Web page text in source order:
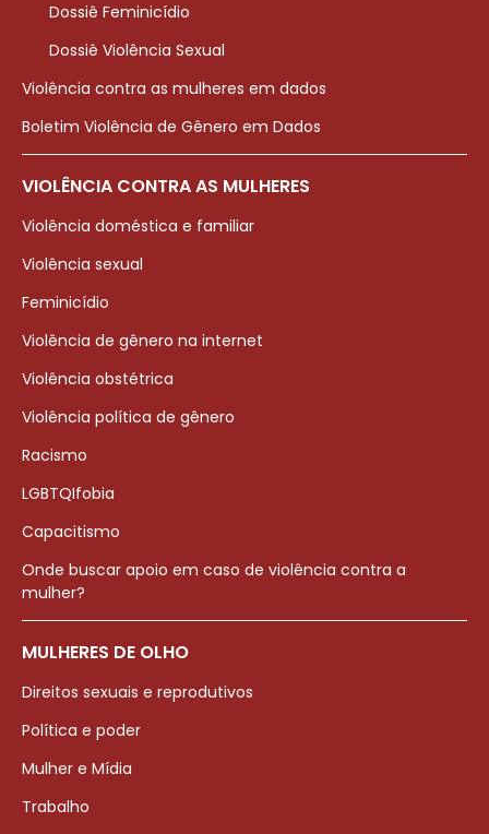
Dossiê Feminicídio
Dossiê Violência Sexual
Violência contra as mulheres em dados
Boletim Violência de Gênero em Dados
VIOLÊNCIA CONTRA AS MULHERES
Violência doméstica e familiar
Violência sexual
Feminicídio
Violência de gênero na internet
Violência obstétrica
Violência política de gênero
Racismo
LGBTQIfobia
Capacitismo
Onde buscar apoio em caso de violência contra a
mulher?
MULHERES DE OLHO
Direitos sexuais e reprodutivos
Política e poder
Mulher e Mídia
Trabalho